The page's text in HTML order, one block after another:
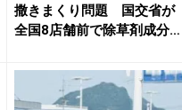
撒きまくり問題 国交省が
全国8店舗前で除草剤成分確